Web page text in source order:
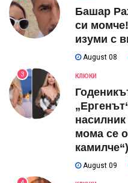
Башар
си
изуми с
August 08
3 КЛЮКИ
мома се
камилче“)
August 09